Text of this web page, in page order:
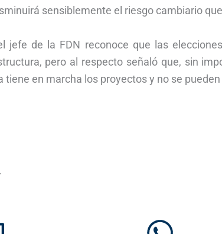
sensiblemente el riesgo cambiario
jefe de la FDN reconoce que las
pero al respecto señaló que, sin
tiene en marcha los proyectos y no se pueden